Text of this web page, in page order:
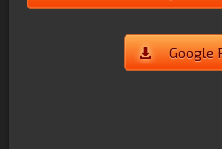
Google